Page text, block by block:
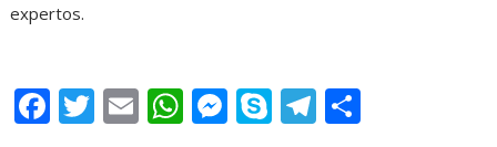
expertos.
F T E W M S T